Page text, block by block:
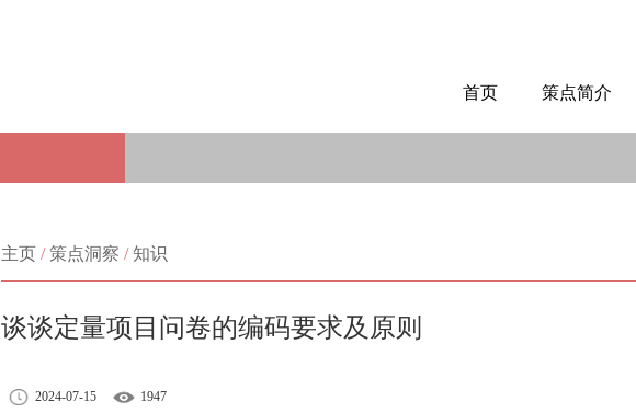
首页 策点简介
主页 /策点洞察 /知识
谈谈定量项目问卷的编码要求及原则
2024-07-15 1947